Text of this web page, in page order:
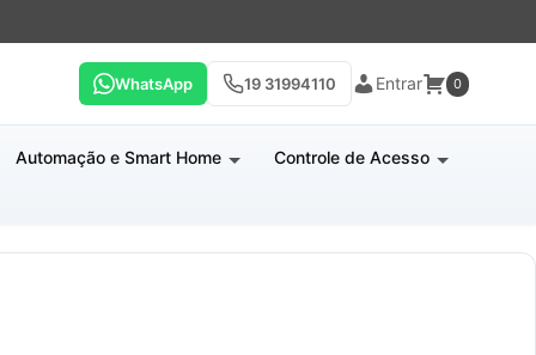
WhatsApp 19 31994110 Entrar 0
Automação e Smart Home Controle de Acesso